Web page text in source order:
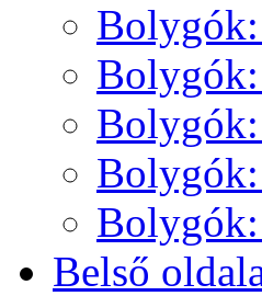
Boly­gók:
Boly­gók:
Boly­gók:
Bel­ső